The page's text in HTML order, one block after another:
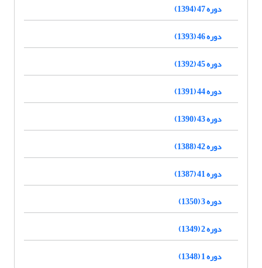
دوره 47 (1394)
دوره 46 (1393)
دوره 45 (1392)
دوره 44 (1391)
دوره 43 (1390)
دوره 42 (1388)
دوره 41 (1387)
دوره 3 (1350)
دوره 2 (1349)
دوره 1 (1348)